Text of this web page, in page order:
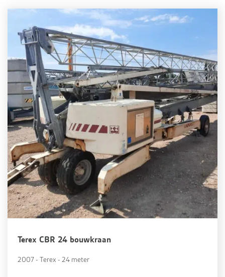
Terex CBR 24 bouwkraan
2007 - Terex - 24 meter